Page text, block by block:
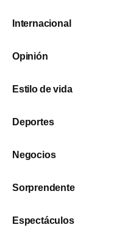
Internacional
Opinión
Estilo de vida
Deportes
Negocios
Sorprendente
Espectáculos